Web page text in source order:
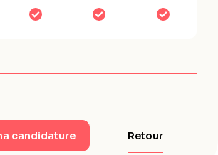
candidature Retour